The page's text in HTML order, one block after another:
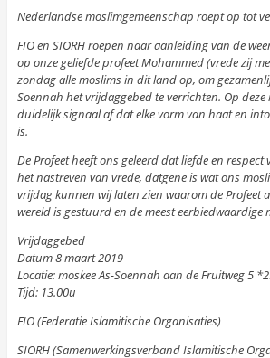
Nederlandse moslimgemeenschap roept op tot
FIO en SIORH roepen naar aanleiding van de
op onze geliefde profeet Mohammed (vrede zij
zondag alle moslims in dit land op, om
Soennah het vrijdaggebed te verrichten. Op deze
duidelijk signaal af dat elke vorm van haat en
is.
De Profeet heeft ons geleerd dat liefde en
het nastreven van vrede, datgene is wat ons
vrijdag kunnen wij laten zien waarom de Profeet
wereld is gestuurd en de meest eerbiedwaardige
Vrijdaggebed
Datum 8 maart 2019
Locatie: moskee As-Soennah aan de Fruitweg 5
Tijd: 13.00u
FIO (Federatie Islamitische Organisaties)
SIORH (Samenwerkingsverband Islamitische